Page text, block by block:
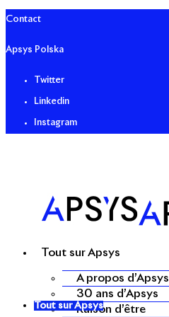
Contact
Apsys Polska
Twitter
Linkedin
Instagram
Tout sur Apsys
A propos d’Apsys
30 ans d’Apsys
Raison d’être
Tout sur Apsys